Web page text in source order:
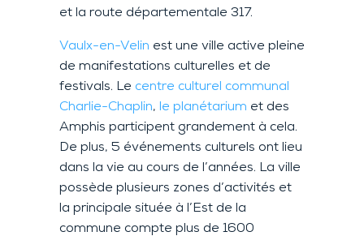
et la route départementale 317.
Vaulx-en-Velin est une ville active pleine
de manifestations culturelles et de
festivals. Le centre culturel communal
Charlie-Chaplin, le planétarium et des
Amphis participent grandement à cela.
De plus, 5 événements culturels ont lieu
dans la vie au cours de l’années. La ville
possède plusieurs zones d’activités et
la principale située à l’Est de la
commune compte plus de 1600